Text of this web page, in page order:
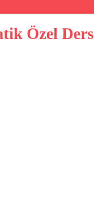
Özel Ders